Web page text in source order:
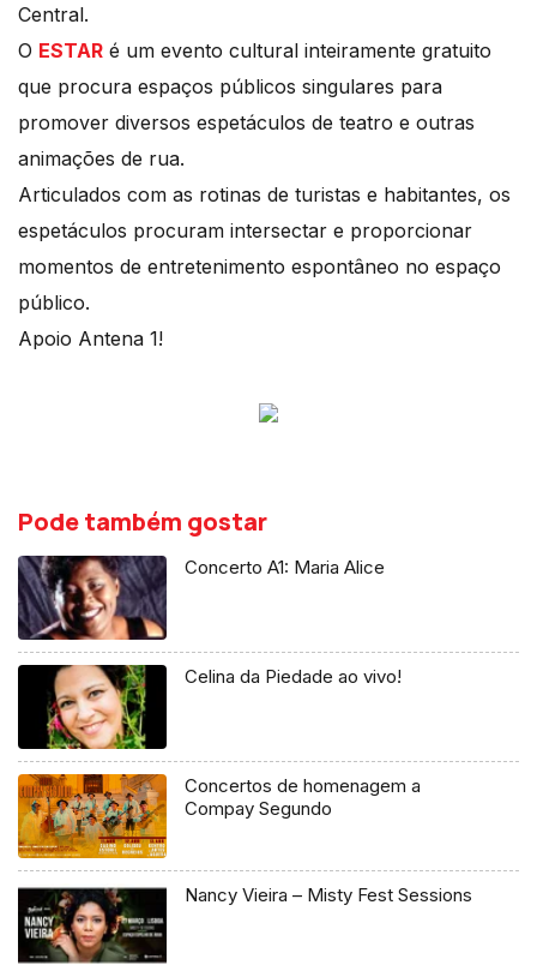
Central.
O ESTAR é um evento cultural inteiramente gratuito
que procura espaços públicos singulares para
promover diversos espetáculos de teatro e outras
animações de rua.
Articulados com as rotinas de turistas e habitantes, os
espetáculos procuram intersectar e proporcionar
momentos de entretenimento espontâneo no espaço
público.
Apoio Antena 1!
Pode também gostar
Concerto A1: Maria Alice
Celina da Piedade ao vivo!
Concertos de homenagem a
Compay Segundo
Nancy Vieira – Misty Fest Sessions